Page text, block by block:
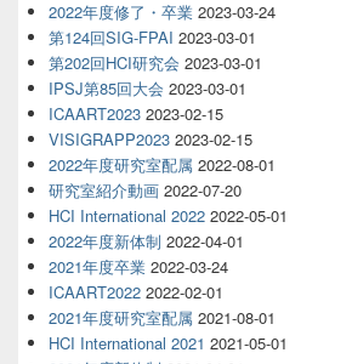
2022年度修了・卒業 2023-03-24
第124回SIG-FPAI 2023-03-01
第202回HCI研究会 2023-03-01
IPSJ第85回大会 2023-03-01
ICAART2023 2023-02-15
VISIGRAPP2023 2023-02-15
2022年度研究室配属 2022-08-01
研究室紹介動画 2022-07-20
HCI International 2022 2022-05-01
2022年度新体制 2022-04-01
2021年度卒業 2022-03-24
ICAART2022 2022-02-01
2021年度研究室配属 2021-08-01
HCI International 2021 2021-05-01